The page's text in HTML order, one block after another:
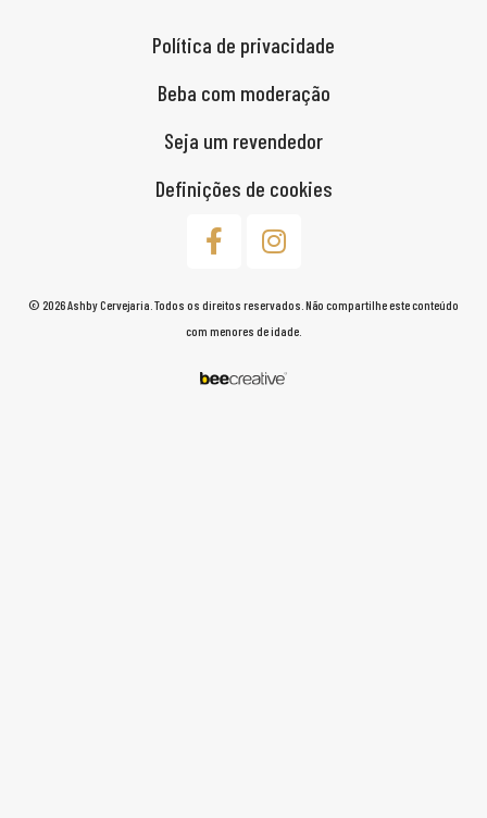
Política de privacidade
Beba com moderação
Seja um revendedor
Definições de cookies
© 2026 Ashby Cervejaria. Todos os direitos reservados. Não compartilhe este conteúdo
com menores de idade.